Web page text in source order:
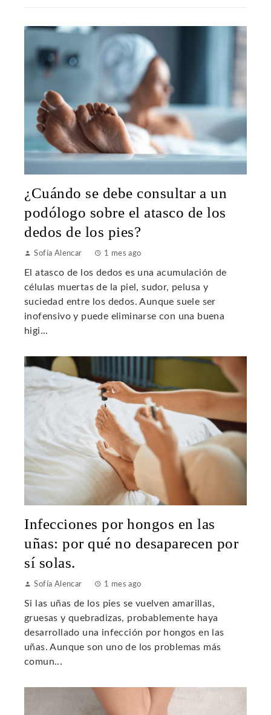
¿Cuándo se debe consultar a un
podólogo sobre el atasco de los
dedos de los pies?
Sofía Alencar 1 mes ago
El atasco de los dedos es una acumulación de
células muertas de la piel, sudor, pelusa y
suciedad entre los dedos. Aunque suele ser
inofensivo y puede eliminarse con una buena
higi...
Infecciones por hongos en las
uñas: por qué no desaparecen por
sí solas.
Sofía Alencar 1 mes ago
Si las uñas de los pies se vuelven amarillas,
gruesas y quebradizas, probablemente haya
desarrollado una infección por hongos en las
uñas. Aunque son uno de los problemas más
comun...